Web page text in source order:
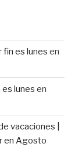
fin es lunes en
lunes en
vacaciones |
en Agosto